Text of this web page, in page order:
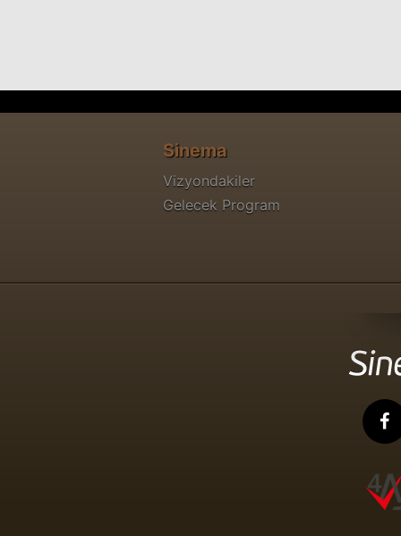
Sinema
Vizyondakiler
Gelecek Program